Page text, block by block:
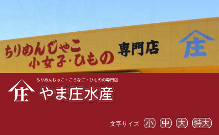
文字サイズ 小 中 大 特大